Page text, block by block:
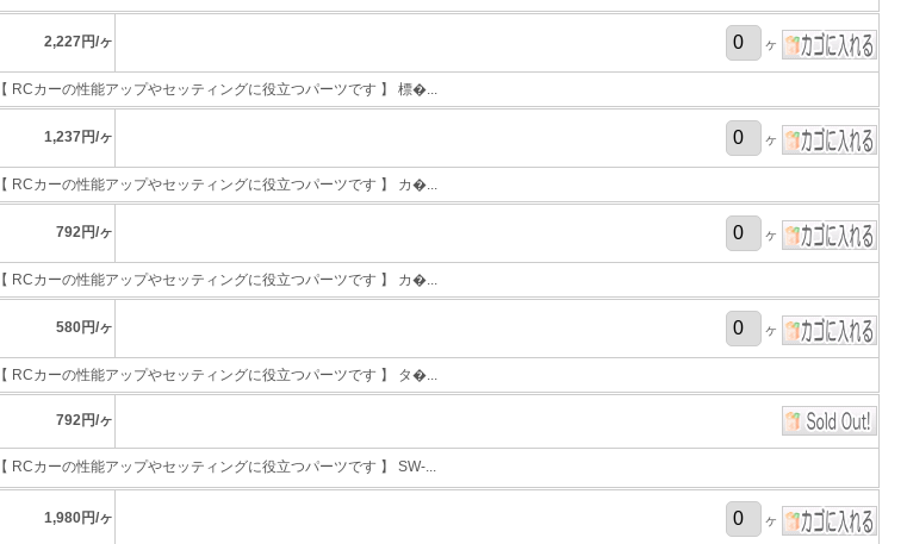
2,227円/ヶ ヶ
【 RCカーの性能アップやセッティングに役立つパーツです 】 標�...
1,237円/ヶ ヶ
【 RCカーの性能アップやセッティングに役立つパーツです 】 カ�...
792円/ヶ ヶ
【 RCカーの性能アップやセッティングに役立つパーツです 】 カ�...
580円/ヶ ヶ
【 RCカーの性能アップやセッティングに役立つパーツです 】 タ�...
792円/ヶ
【 RCカーの性能アップやセッティングに役立つパーツです 】 SW-...
1,980円/ヶ ヶ